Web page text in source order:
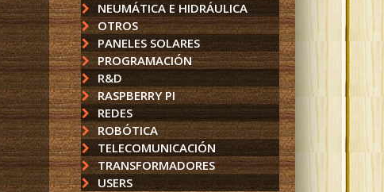
NEUMÁTICA E HIDRÁULICA
OTROS
PANELES SOLARES
PROGRAMACIÓN
R&D
RASPBERRY PI
REDES
ROBÓTICA
TELECOMUNICACIÓN
TRANSFORMADORES
USERS